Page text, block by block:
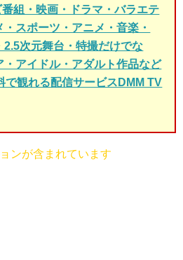
組・映画・ドラマ・バラエテ
・スポーツ・アニメ・音楽・
2.5次元舞台・特撮だけでな
・アイドル・アダルト作品など
で観れる配信サービスDMM TV
ンが含まれています